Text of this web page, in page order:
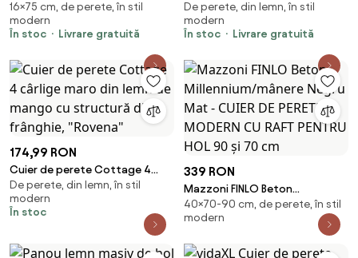
montat pe perete sonoma gri
75 x 16 x 26 cm
16×75 cm, de perete, în stil
modern
În stoc
Livrare gratuită
montat pe perete cu raft
Stejar Sonoma
De perete, din lemn, în stil
modern
În stoc
Livrare gratuită
174,99 RON
Cuier de perete Cottage 4
cârlige maro din lemn de
mango cu structură din
frânghie, "Rovena"
De perete, din lemn, în stil
modern
În stoc
339 RON
Mazzoni FINLO Beton
Millennium/mânere Negru Mat -
CUIER DE PERETE MODERN CU
RAFT PENTRU HOL 90 și 70 cm
40×70-90 cm, de perete, în stil
modern